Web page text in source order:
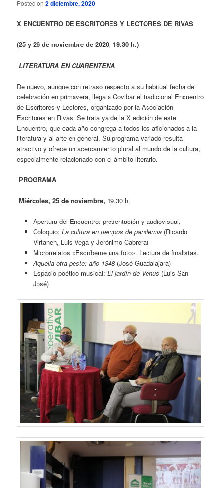
Posted on2 diciembre, 2020
X ENCUENTRO DE ESCRITORES Y LECTORES DE RIVAS
(25 y 26 de noviembre de 2020, 19.30 h.)
LITERATURA EN CUARENTENA
De nuevo, aunque con retraso respecto a su habitual fecha de
celebración en primavera, llega a Covibar el tradicional Encuentro
de Escritores y Lectores, organizado por la Asociación
Escritores en Rivas. Se trata ya de la X edición de este
Encuentro, que cada año congrega a todos los aficionados a la
literatura y al arte en general. Su programa variado resulta
atractivo y ofrece un acercamiento plural al mundo de la cultura,
especialmente relacionado con el ámbito literario.
PROGRAMA
Miércoles, 25 de noviembre, 19.30 h.
Apertura del Encuentro: presentación y audiovisual.
Coloquio: La cultura en tiempos de pandemia (Ricardo
Virtanen, Luis Vega y Jerónimo Cabrera)
Microrrelatos «Escríbeme una foto». Lectura de finalistas.
Aquella otra peste: año 1348(José Guadalajara)
Espacio poético musical: El jardín de Venus (Luis San
José)